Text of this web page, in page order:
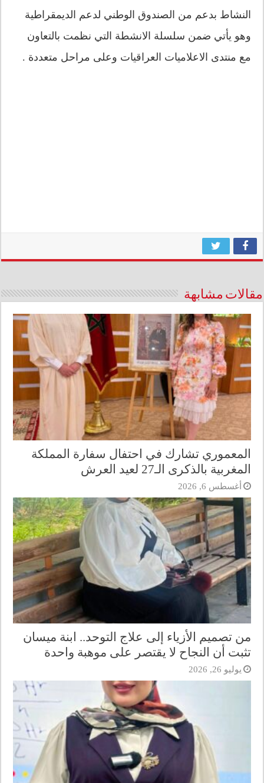
النشاط بدعم من الصندوق الوطني لدعم الديمقراطية
وهو يأتي ضمن سلسلة الانشطة التي نظمت بالتعاون
مع منتدى الاعلاميات العراقيات وعلى مراحل متعددة .
مقالات مشابهة
المعموري تشارك في احتفال سفارة المملكة
المغربية بالذكرى الـ27 لعيد العرش
أغسطس 6, 2026
من تصميم الأزياء إلى علاج التوحد.. ابنة ميسان
تثبت أن النجاح لا يقتصر على موهبة واحدة
يوليو 26, 2026